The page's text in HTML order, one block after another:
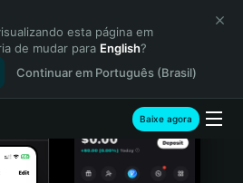
esta página em
de mudar para English?
Continuar em Português (Brasil)
Baixe agora